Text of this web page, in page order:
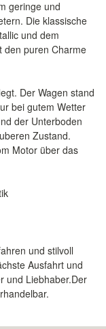
geringe und
Die klassische
und dem
den puren Charme
Der Wagen stand
bei gutem Wetter
der Unterboden
Zustand.
Motor über das
und stilvoll
Ausfahrt und
und Liebhaber.Der